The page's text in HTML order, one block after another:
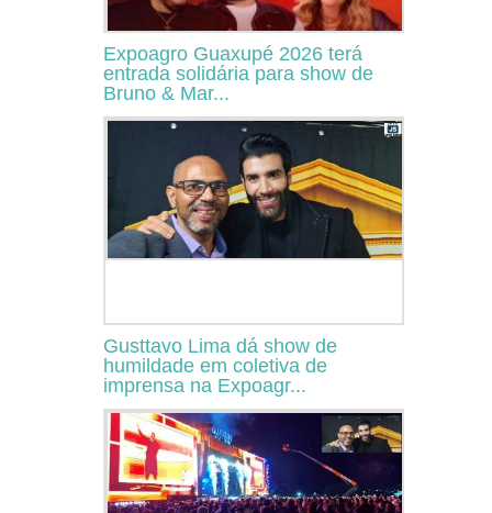
Expoagro Guaxupé 2026 terá
entrada solidária para show de
Bruno & Mar...
Gusttavo Lima dá show de
humildade em coletiva de
imprensa na Expoagr...